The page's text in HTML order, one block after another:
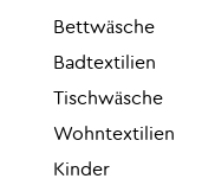
Bettwäsche
Badtextilien
Tischwäsche
Wohntextilien
Kinder